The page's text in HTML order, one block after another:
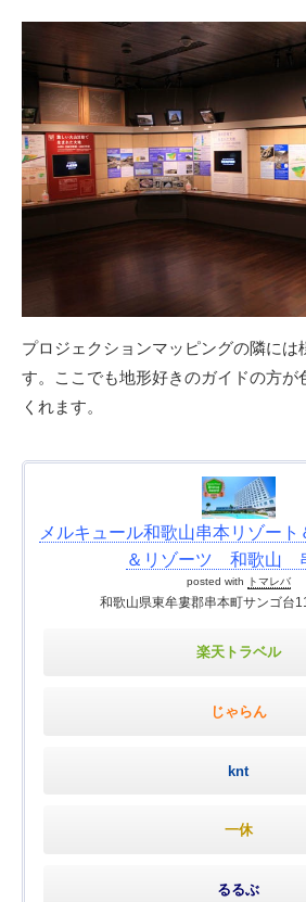
プロジェクションマッピングの隣には
す。ここでも地形好きのガイドの方が
くれます。
メルキュール和歌山串本リゾー
＆リゾーツ 和歌山
posted with トマレバ
和歌山県東牟婁郡串本町サンゴ台
楽天トラベル
じゃらん
knt
一休
るるぶ